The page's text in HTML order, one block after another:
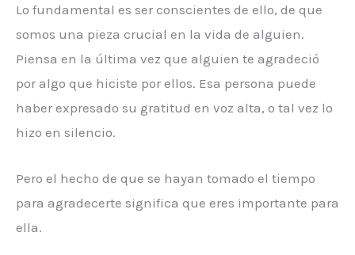
Lo fundamental es ser conscientes de ello, de que
somos una pieza crucial en la vida de alguien.
Piensa en la última vez que alguien te agradeció
por algo que hiciste por ellos. Esa persona puede
haber expresado su gratitud en voz alta, o tal vez lo
hizo en silencio.
Pero el hecho de que se hayan tomado el tiempo
para agradecerte significa que eres importante para
ella.